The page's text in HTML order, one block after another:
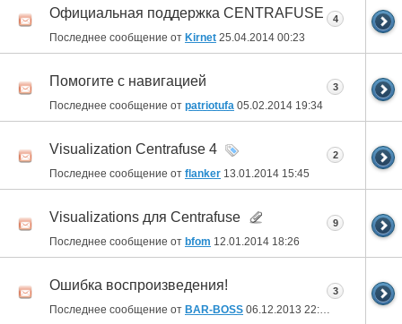
Официальная поддержка CENTRAFUSE
Последнее сообщение от Kirnet 25.04.2014 00:23
4
Помогите с навигацией
Последнее сообщение от patriotufa 05.02.2014 19:34
3
Visualization Centrafuse 4
Последнее сообщение от flanker 13.01.2014 15:45
2
Visualizations для Centrafuse
Последнее сообщение от bfom 12.01.2014 18:26
9
Ошибка воспроизведения!
Последнее сообщение от BAR-BOSS 06.12.2013 22:49
3